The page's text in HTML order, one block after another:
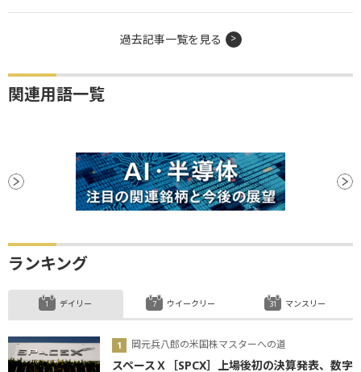
過去記事一覧を見る
関連用語一覧
ランキング
デイリー
岡元兵八郎の米国株マスターへの道
スペースＸ［SPCX］上場後初の決算発表、数字
ウイークリー マンスリー